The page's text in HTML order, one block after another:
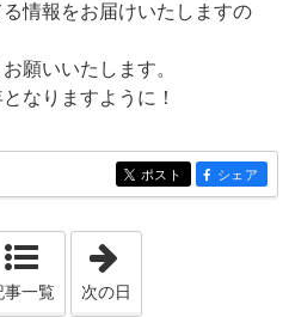
情報をお届けいたしますの
願いいたします。
なりますように！
entry403
ポスト entry403
シェア
年12月24日」
事一覧 次の日